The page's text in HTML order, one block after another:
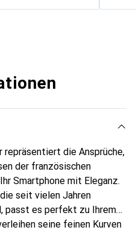
repräsentiert die Ansprüche,
der französischen
Smartphone mit Eleganz.
seit vielen Jahren
passt es perfekt zu Ihrem
seine feinen Kurven